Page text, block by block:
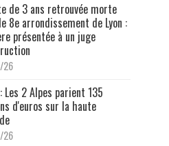
de 3 ans retrouvée morte
8e arrondissement de Lyon :
présentée à un juge
Les 2 Alpes parient 135
d'euros sur la haute